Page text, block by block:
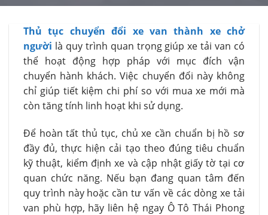
Thủ tục chuyển đổi xe van thành xe chở
người là quy trình quan trọng giúp xe tải van có
thể hoạt động hợp pháp với mục đích vận
chuyển hành khách. Việc chuyển đổi này không
chỉ giúp tiết kiệm chi phí so với mua xe mới mà
còn tăng tính linh hoạt khi sử dụng.
Để hoàn tất thủ tục, chủ xe cần chuẩn bị hồ sơ
đầy đủ, thực hiện cải tạo theo đúng tiêu chuẩn
kỹ thuật, kiểm định xe và cập nhật giấy tờ tại cơ
quan chức năng. Nếu bạn đang quan tâm đến
quy trình này hoặc cần tư vấn về các dòng xe tải
van phù hợp, hãy liên hệ ngay Ô Tô Thái Phong